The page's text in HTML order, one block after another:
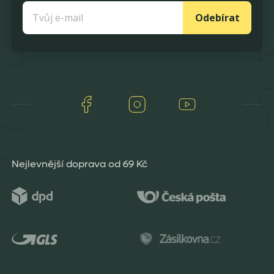
Odebírat
Facebook Instagram
Nejlevnější doprava od 69 Kč